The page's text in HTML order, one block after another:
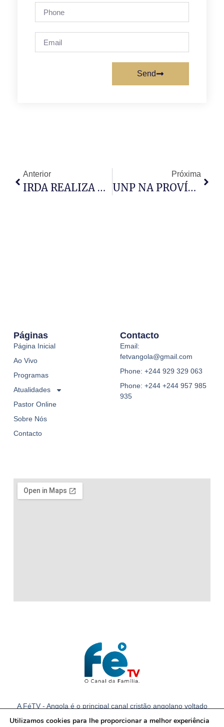
Send
Anterior
IRDA REALIZA NATAL SOLIDÁRIO NO MUNICÍPIO
Próxima
UNP NA PROVÍNCIA DO CUNENE REALIZA CULTO
A FéTV - Angola é o principal canal cristão angolano voltado
para a família com notícias e conteúdos cristãos em Angola.
Páginas
Página Inicial
Ao Vivo
Programas
Atualidades
Pastor Online
Sobre Nós
Contacto
Contacto
Email:
fetvangola@gmail.com
Phone: +244 929 329 063
Phone: +244 +244 957 985
935
Utilizamos cookies para lhe proporcionar a melhor experiência